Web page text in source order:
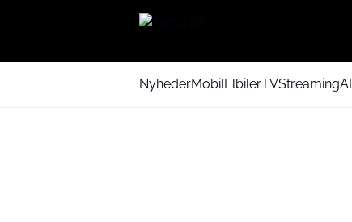
NyhederMobilElbilerTVStreamingAI